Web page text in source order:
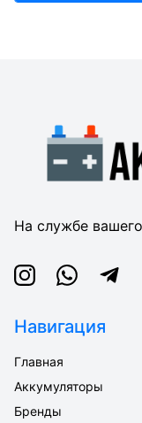
На службе
InstagramWhatsapp
Навигация
Главная
Аккумуляторы
Бренды